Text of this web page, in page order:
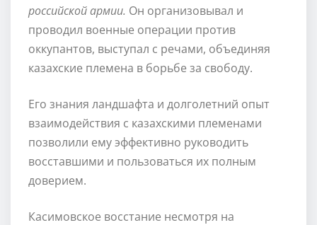
российской армии. Он организовывал и
проводил военные операции против
оккупантов, выступал с речами, объединяя
казахские племена в борьбе за свободу.
Его знания ландшафта и долголетний опыт
взаимодействия с казахскими племенами
позволили ему эффективно руководить
восставшими и пользоваться их полным
доверием.
Касимовское восстание несмотря на